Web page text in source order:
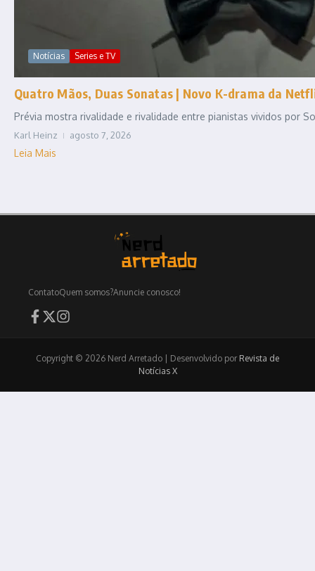
Notícias Series e TV
Quatro Mãos, Duas Sonatas | Novo K-drama da
Prévia mostra rivalidade e rivalidade entre pianistas vividos por
Karl Heinz agosto 7, 2026
Leia Mais
ContatoQuem somos?Anuncie conosco!
Copyright © 2026 Nerd Arretado | Desenvolvido por Revista de
Notícias X